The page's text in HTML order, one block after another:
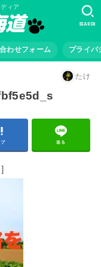
ィア
わせフォーム プライバ
SEARCH
たけ
ブ 送る